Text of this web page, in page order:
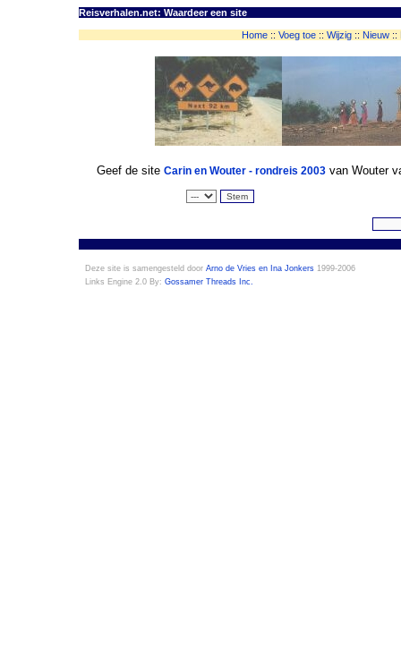
Reisverhalen.net: Waardeer een site
Home:: Voeg toe:: Wijzig:: Nieuw::
Geef de site Carin en Wouter - rondreis 2003 van Wouter
Deze site is samengesteld door Arno de Vries en Ina Jonkers 1999-2006
Links Engine 2.0 By: Gossamer Threads Inc.